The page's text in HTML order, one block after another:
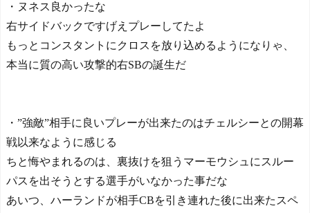
・ヌネス良かったな
右サイドバックですげえプレーしてたよ
もっとコンスタントにクロスを放り込めるようになりゃ、
本当に質の高い攻撃的右SBの誕生だ
・”強敵”相手に良いプレーが出来たのはチェルシーとの開幕
戦以来なように感じる
ちと悔やまれるのは、裏抜けを狙うマーモウシュにスルー
パスを出そうとする選手がいなかった事だな
あいつ、ハーランドが相手CBを引き連れた後に出来たスペ